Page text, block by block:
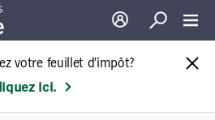
Ouverture de
Recherche
votre feuillet d’impôt?
ici.